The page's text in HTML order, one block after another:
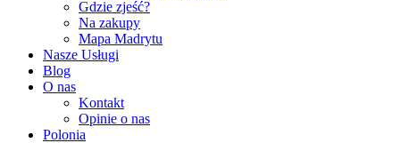
Gdzie zjeść?
Na zakupy
Mapa Madrytu
Nasze Usługi
Blog
O nas
Kontakt
Opinie o nas
Polonia